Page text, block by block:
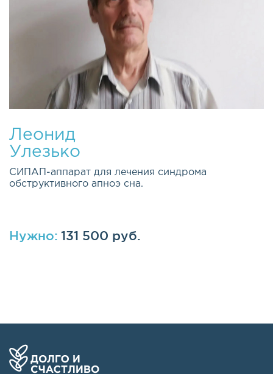
Леонид
Улезько
СИПАП-аппарат для лечения синдрома
обструктивного апноэ сна.
Нужно: 131 500 руб.